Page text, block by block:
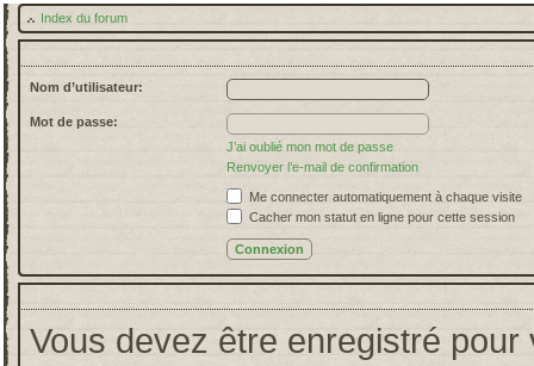
Index du forum
Nom d’utilisateur:
Mot de passe:
J’ai oublié mon mot de passe
Renvoyer l’e-mail de confirmation
Me connecter automatiquement à chaque visite
Cacher mon statut en ligne pour cette session
Vous devez être enregistré pour